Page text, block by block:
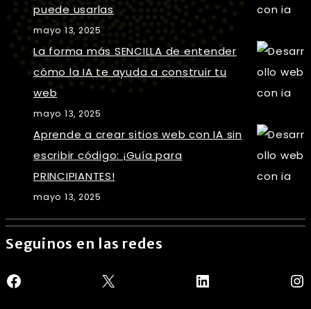
puede usarlas
mayo 13, 2025
La forma más SENCILLA de entender
cómo la IA te ayuda a construir tu
web
mayo 13, 2025
Aprende a crear sitios web con IA sin
escribir código: ¡Guía para
PRINCIPIANTES!
mayo 13, 2025
Seguinos en las redes
Facebook X LinkedIn